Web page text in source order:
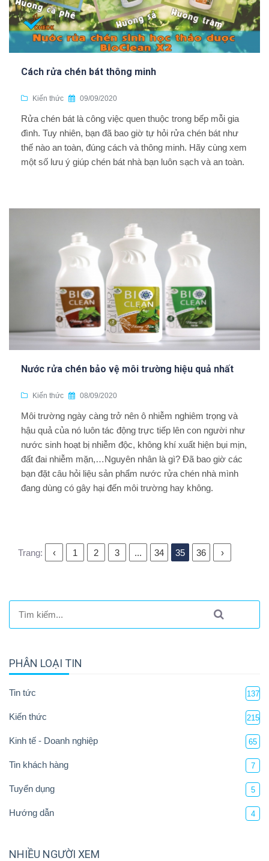
Cách rửa chén bát thông minh
Kiến thức 09/09/2020
Rửa chén bát là công việc quen thuộc trong bếp mỗi gia
đình. Tuy nhiên, bạn đã bao giờ tự hỏi rửa chén bát như
thế nào an toàn, đúng cách và thông minh. Hãy cùng xem
một số lưu ý giúp chén bát nhà bạn luôn sạch và an toàn.
Nước rửa chén bảo vệ môi trường hiệu quả nhất
Kiến thức 08/09/2020
Môi trường ngày càng trở nên ô nhiễm nghiêm trọng và
hậu quả của nó luôn tác động trực tiếp lên con người như
nước sinh hoạt bị nhiễm độc, không khí xuất hiện bụi mịn,
đất đai nhiễm mặn,…Nguyên nhân là gì? Đã bao giờ các
bạn đặt câu hỏi liệu sản phẩm nước rửa chén nhà mình
đang dùng có gây hại đến môi trường hay không.
Trang: ‹ 1 2 3 ... 34 35 36 ›
PHÂN LOẠI TIN
Tin tức 137
Kiến thức 215
Kinh tế - Doanh nghiệp 65
Tin khách hàng 7
Tuyển dụng 5
Hướng dẫn 4
NHIỀU NGƯỜI XEM